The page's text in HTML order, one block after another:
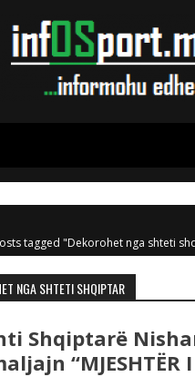
tagged "Dekorohet nga shteti
NGA SHTETI SHQIPTAR
Shqiptarë
“MJESHTËR